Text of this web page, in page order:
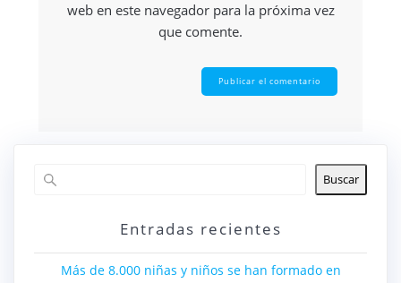
web en este navegador para la próxima vez
que comente.
Buscar
Entradas recientes
Más de 8.000 niñas y niños se han formado en